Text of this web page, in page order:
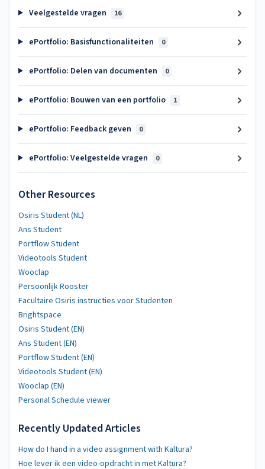
Veelgestelde vragen 16
ePortfolio: Basisfunctionaliteiten 0
ePortfolio: Delen van documenten 0
ePortfolio: Bouwen van een portfolio 1
ePortfolio: Feedback geven 0
ePortfolio: Veelgestelde vragen 0
Other Resources
Osiris Student (NL)
Ans Student
Portflow Student
Videotools Student
Wooclap
Persoonlijk Rooster
Facultaire Osiris instructies voor Studenten
Brightspace
Osiris Student (EN)
Ans Student (EN)
Portflow Student (EN)
Videotools Student (EN)
Wooclap (EN)
Personal Schedule viewer
Recently Updated Articles
How do I hand in a video assignment with Kaltura?
Hoe lever ik een video-opdracht in met Kaltura?